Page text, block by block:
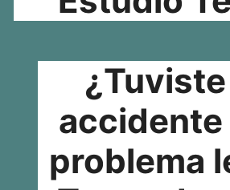
accidente
problema